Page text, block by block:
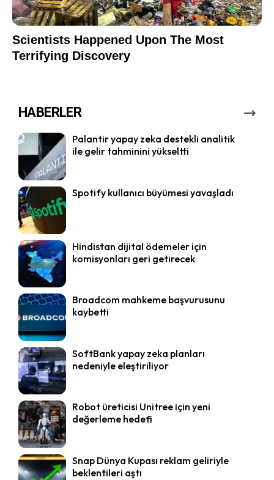
HABERLER
Palantir yapay zeka destekli analitik
ile gelir tahminini yükseltti
Spotify kullanıcı büyümesi yavaşladı
Hindistan dijital ödemeler için
komisyonları geri getirecek
Broadcom mahkeme başvurusunu
kaybetti
SoftBank yapay zeka planları
nedeniyle eleştiriliyor
Robot üreticisi Unitree için yeni
değerleme hedefi
Snap Dünya Kupası reklam geliriyle
beklentileri aştı